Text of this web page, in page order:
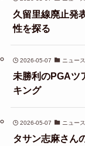
久留里線廃止発
性を探る
2026-05-07 ニュース
未勝利のPGAツ
キング
2026-05-07 ニュース
タサン志麻さん